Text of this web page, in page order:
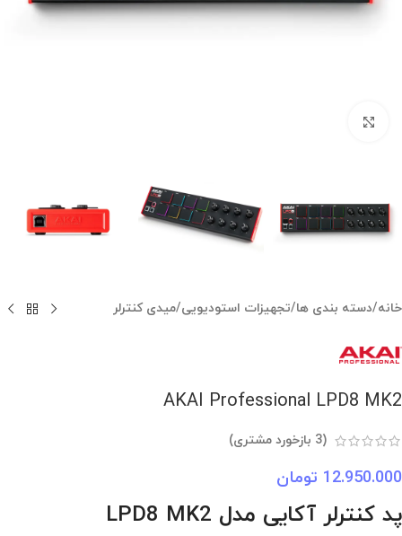
خانه/دسته بندی ها/تجهیزات استودیویی/میدی کنترلر
AKAI Professional LPD8 MK2
(
3 بازخورد مشتری)
12.950.000 تومان
پد کنترلر آکایی مدل LPD8 MK2